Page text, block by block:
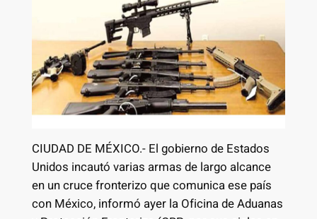
CIUDAD DE MÉXICO.- El gobierno de Estados
Unidos incautó varias armas de largo alcance
en un cruce fronterizo que comunica ese país
con México, informó ayer la Oficina de Aduanas